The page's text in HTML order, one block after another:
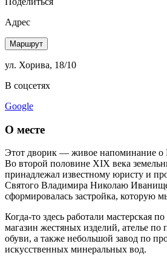
Адрес
Маршрут
ул. Хорива, 18/10
В соцсетях
Google
О месте
Этот дворик — живое напоминание о
Во второй половине XIX века
принадлежал известному юристу и
Святого Владимира Николаю
сформировалась застройка, которую
Когда-то здесь работали мастерская
магазин жестяных изделий, ателье
обуви, а также небольшой завод по
искусственных минеральных вод.